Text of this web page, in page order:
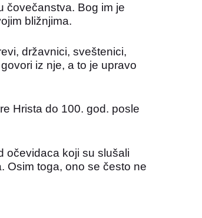
čovečanstva. Bog im je
bližnjima.
državnici, sveštenici,
iz nje, a to je upravo
Hrista do 100. god. posle
očevidaca koji su slušali
Osim toga, ono se često ne